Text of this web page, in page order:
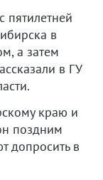
пятилетней
в
а затем
в ГУ
краю и
поздним
допросить в